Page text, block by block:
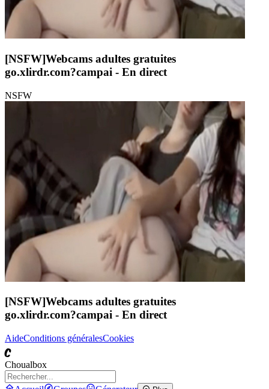
[NSFW]Webcams adultes gratuites
go.xlirdr.com?campai - En direct
NSFW
[NSFW]Webcams adultes gratuites
go.xlirdr.com?campai - En direct
AideConditions généralesCookies
C
Choualbox